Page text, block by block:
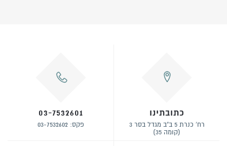
כתובתינו
רח' כנרת 5 ב"ב מגדל בסר 3
(קומה 35)
03-7532601
פקס: 03-7532602